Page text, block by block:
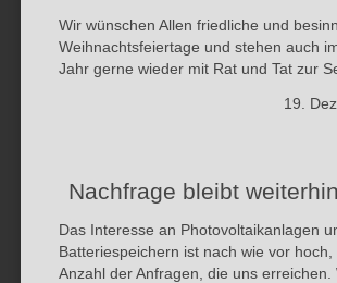
Wir wünschen Allen friedliche und
Weihnachtsfeiertage und stehen auch
Jahr gerne wieder mit Rat und Tat zur
19.
Nachfrage bleibt
Das Interesse an Photovoltaikanlagen
Batteriespeichern ist nach wie vor hoch,
Anzahl der Anfragen, die uns erreichen.